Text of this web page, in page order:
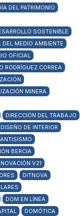
DEL PATRIMONIO
SOSTENIBLE
DEL MEDIO AMBIENTE
OFICIAL
RODRÍGUEZ CORREA
MINERA
DIRECCIÓN DEL TRABAJO
DISEÑO DE INTERIOR
BERCIA
V21
DITNOVA
DOM EN LÍNEA
DOMÓTICA